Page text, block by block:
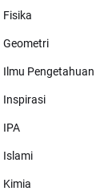
Fisika
Geometri
Ilmu Pengetahuan
Inspirasi
IPA
Islami
Kimia